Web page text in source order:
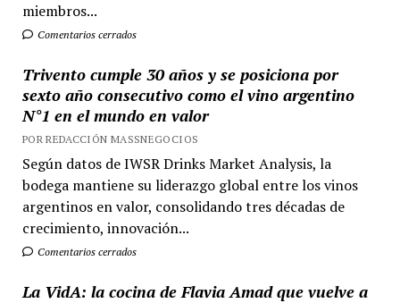
miembros...
Comentarios cerrados
Trivento cumple 30 años y se posiciona por
sexto año consecutivo como el vino argentino
N°1 en el mundo en valor
POR REDACCIÓN MASSNEGOCIOS
Según datos de IWSR Drinks Market Analysis, la
bodega mantiene su liderazgo global entre los vinos
argentinos en valor, consolidando tres décadas de
crecimiento, innovación...
Comentarios cerrados
La VidA: la cocina de Flavia Amad que vuelve a